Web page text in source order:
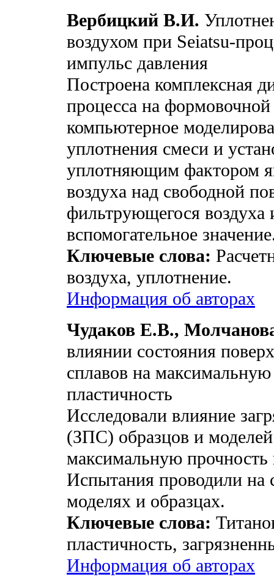
Вербицкий В.И.
воздухом при Seiatsu-
импульс давления
Построена комплексная
процесса на
компьютерное
уплотнения смеси и
уплотняющим фактором
воздуха над свободной
фильтрующегося
вспомогательное
Ключевые слова:
воздуха, уплотнение.
Информация об авторах
Чудаков Е.В.,
влиянии состояния
сплавов на
пластичность
Исследовали влияние
(ЗПС) образцов и
максимальную
Испытания проводили на
моделях и образцах.
Ключевые слова:
пластичность,
Информация об авторах